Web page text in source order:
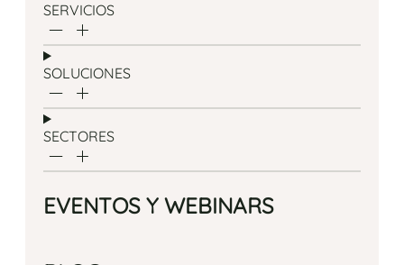
SERVICIOS
SOLUCIONES
SECTORES
EVENTOS Y WEBINARS